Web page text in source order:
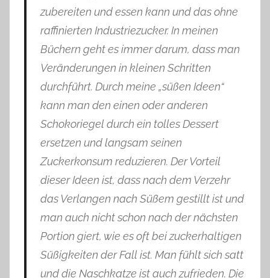
zubereiten und essen kann und das ohne
raffinierten Industriezucker. In meinen
Büchern geht es immer darum, dass man
Veränderungen in kleinen Schritten
durchführt. Durch meine „süßen Ideen“
kann man den einen oder anderen
Schokoriegel durch ein tolles Dessert
ersetzen und langsam seinen
Zuckerkonsum reduzieren. Der Vorteil
dieser Ideen ist, dass nach dem Verzehr
das Verlangen nach Süßem gestillt ist und
man auch nicht schon nach der nächsten
Portion giert, wie es oft bei zuckerhaltigen
Süßigkeiten der Fall ist. Man fühlt sich satt
und die Naschkatze ist auch zufrieden. Die